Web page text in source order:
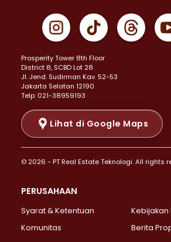
Properti Dijual di Gambir >
Properti Dijual di Johar Baru >
Properti Dijual di Menteng >
Properti Dijual di Senen >
Properti Dijual di Tanah Abang >
Properti Dijual di Cikini >
Properti Dijual di Kramat >
Properti Dijual di Pasar Baru >
Properti Dijual di Bendungan Hilir >
Properti Dijual di Jakarta
Properti Dijual di Lebak Bulus >
Properti Dijual di Gandaria Selatan >
Properti Dijual di Pondok Labu >
Prosperity Tower 8th Floor
District 8, SCBD Lot 28
JI. Jend. Sudirman Kav. 52-53
Jakarta Selatan 12190
Telp: 021-38959193
Lihat di Google Maps
© 2026 - PT Real Estate Teknologi. All rights
PERUSAHAAN
Syarat & Ketentuan
Kebijakan
Komunitas
Berita